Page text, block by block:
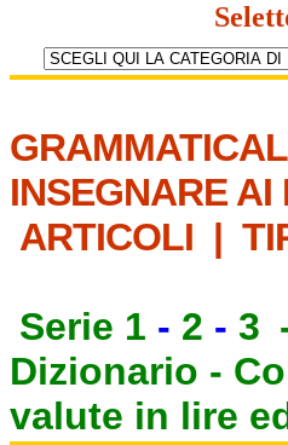
INSEGNARE AI
ARTICOLI |
Serie 1 - 2 - 3
Dizionario -
valute in lire